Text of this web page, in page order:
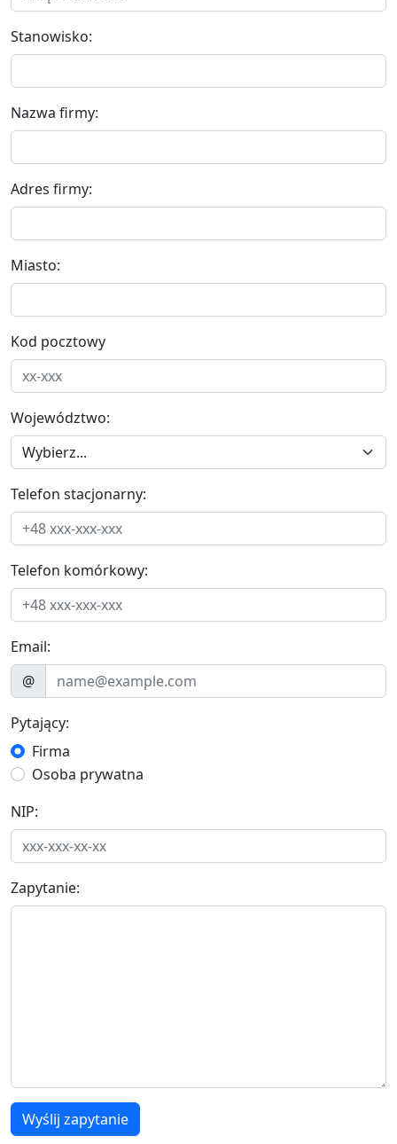
Stanowisko:
Nazwa firmy:
Adres firmy:
Miasto:
Kod pocztowy
Województwo:
Telefon stacjonarny:
Telefon komórkowy:
Email:
@
Pytający:
Firma
Osoba prywatna
NIP:
Zapytanie:
Wyślij zapytanie